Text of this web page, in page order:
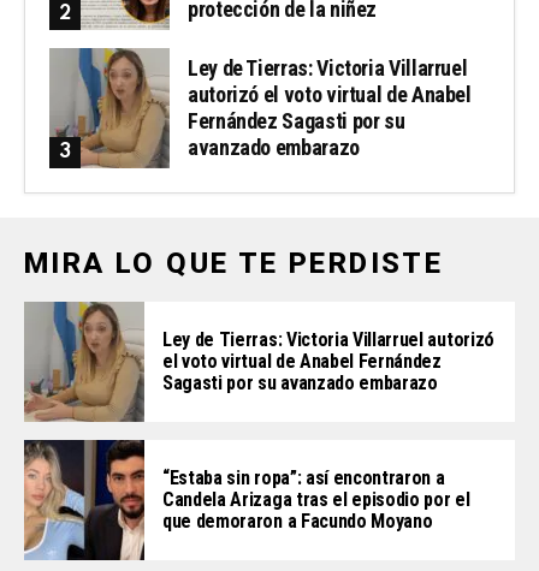
protección de la niñez
Ley de Tierras: Victoria Villarruel
autorizó el voto virtual de Anabel
Fernández Sagasti por su
avanzado embarazo
MIRA LO QUE TE PERDISTE
Ley de Tierras: Victoria Villarruel autorizó
el voto virtual de Anabel Fernández
Sagasti por su avanzado embarazo
“Estaba sin ropa”: así encontraron a
Candela Arizaga tras el episodio por el
que demoraron a Facundo Moyano